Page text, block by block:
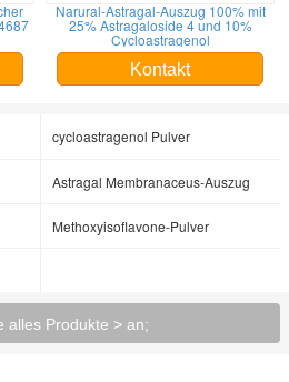
Narural-Astragal-Auszug 100% mit
25% Astragaloside 4 und 10%
Cycloastragenol
Kontakt
cycloastragenol Pulver
Astragal Membranaceus-Auszug
Methoxyisoflavone-Pulver
alles Produkte > an;